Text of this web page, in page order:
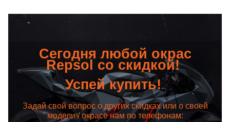
Сегодня любой окрас
Repsol со скидкой!
Успей купить!
Задай свой вопрос о других скидках или о своей
модели / окрасе нам по телефонам: